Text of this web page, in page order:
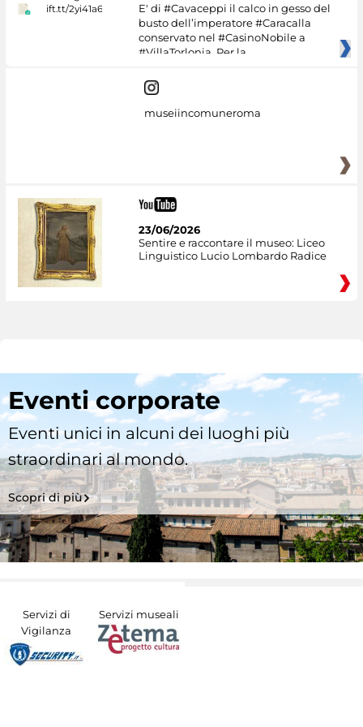
E' di #Cavaceppi il calco in gesso del
busto dell’imperatore #Caracalla
conservato nel #CasinoNobile a
#VillaTorlonia. Per la
museiincomuneroma
23/06/2026
Sentire e raccontare il museo: Liceo
Linguistico Lucio Lombardo Radice
Eventi corporate
Eventi unici in alcuni dei luoghi più
straordinari al mondo.
Scopri di più
Servizi di
Vigilanza
Servizi museali